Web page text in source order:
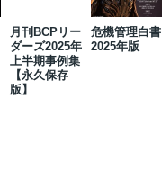
月刊BCPリー
ダーズ2025年
上半期事例集
【永久保存
版】
危機管理白書
2025年版